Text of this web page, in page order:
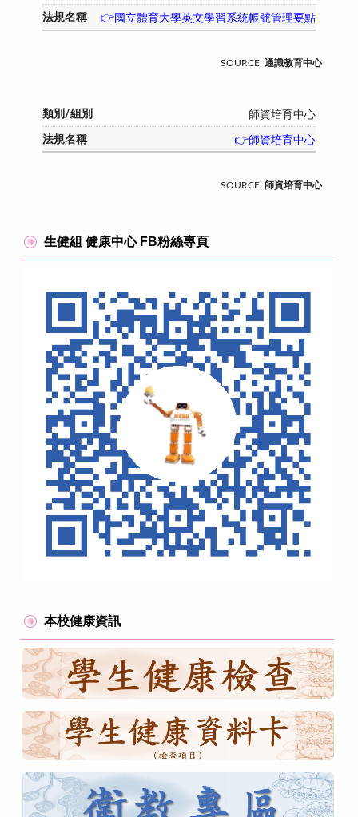
👉國立體育大學英文學習系統帳號管理要點
SOURCE: 通識教育中心
師資培育中心
👉師資培育中心
SOURCE: 師資培育中心
生健組 健康中心 FB粉絲專頁
本校健康資訊